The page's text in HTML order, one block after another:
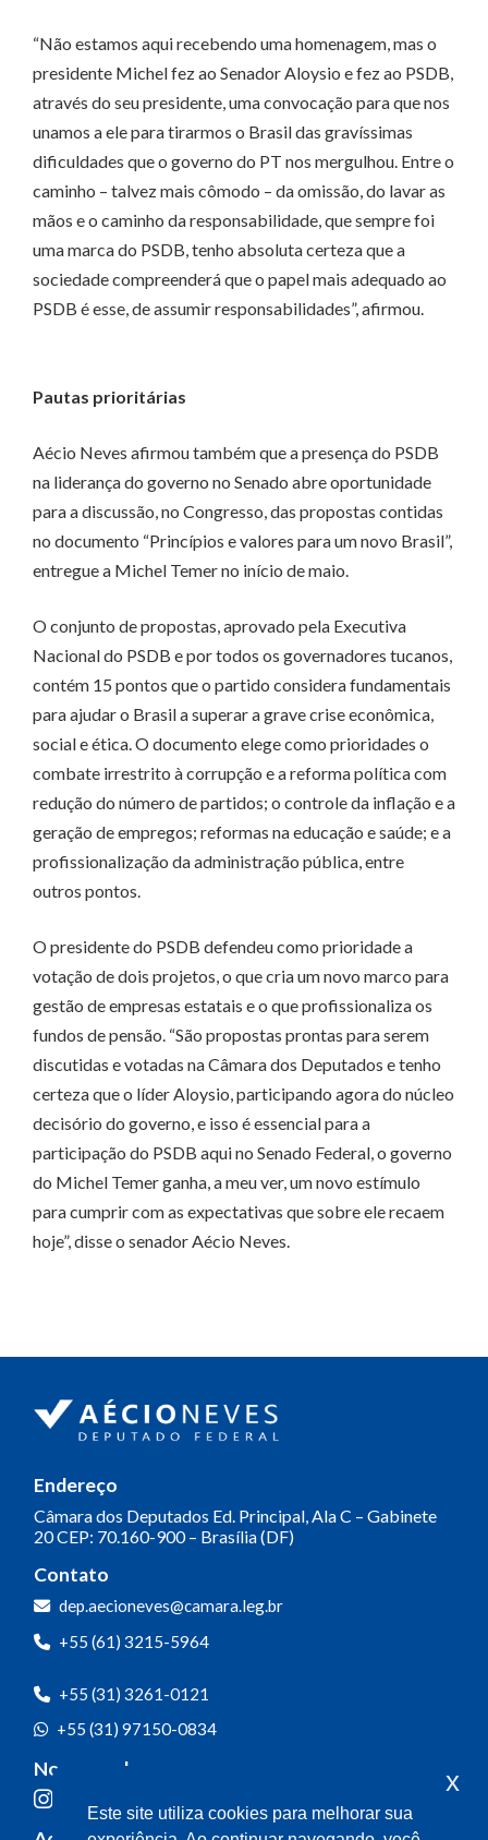
“Não estamos aqui recebendo uma homenagem, mas o
presidente Michel fez ao Senador Aloysio e fez ao PSDB,
através do seu presidente, uma convocação para que nos
unamos a ele para tirarmos o Brasil das gravíssimas
dificuldades que o governo do PT nos mergulhou. Entre o
caminho – talvez mais cômodo – da omissão, do lavar as
mãos e o caminho da responsabilidade, que sempre foi
uma marca do PSDB, tenho absoluta certeza que a
sociedade compreenderá que o papel mais adequado ao
PSDB é esse, de assumir responsabilidades”, afirmou.
Pautas prioritárias
Aécio Neves afirmou também que a presença do PSDB
na liderança do governo no Senado abre oportunidade
para a discussão, no Congresso, das propostas contidas
no documento “Princípios e valores para um novo Brasil”,
entregue a Michel Temer no início de maio.
O conjunto de propostas, aprovado pela Executiva
Nacional do PSDB e por todos os governadores tucanos,
contém 15 pontos que o partido considera fundamentais
para ajudar o Brasil a superar a grave crise econômica,
social e ética. O documento elege como prioridades o
combate irrestrito à corrupção e a reforma política com
redução do número de partidos; o controle da inflação e a
geração de empregos; reformas na educação e saúde; e a
profissionalização da administração pública, entre
outros pontos.
O presidente do PSDB defendeu como prioridade a
votação de dois projetos, o que cria um novo marco para
gestão de empresas estatais e o que profissionaliza os
fundos de pensão. “São propostas prontas para serem
discutidas e votadas na Câmara dos Deputados e tenho
certeza que o líder Aloysio, participando agora do núcleo
decisório do governo, e isso é essencial para a
participação do PSDB aqui no Senado Federal, o governo
do Michel Temer ganha, a meu ver, um novo estímulo
para cumprir com as expectativas que sobre ele recaem
hoje”, disse o senador Aécio Neves.
Endereço
Câmara dos Deputados Ed. Principal, Ala C – Gabinete
20CEP: 70.160-900 – Brasília (DF)
Contato
dep.aecioneves@camara.leg.br
+55 (61) 3215-5964
+55 (31) 3261-0121
+55 (31) 97150-0834
Nossas redes
Este site utiliza cookies para melhorar sua
x